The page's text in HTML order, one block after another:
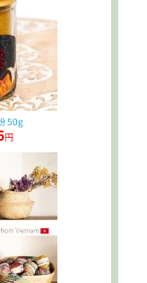
50g
円